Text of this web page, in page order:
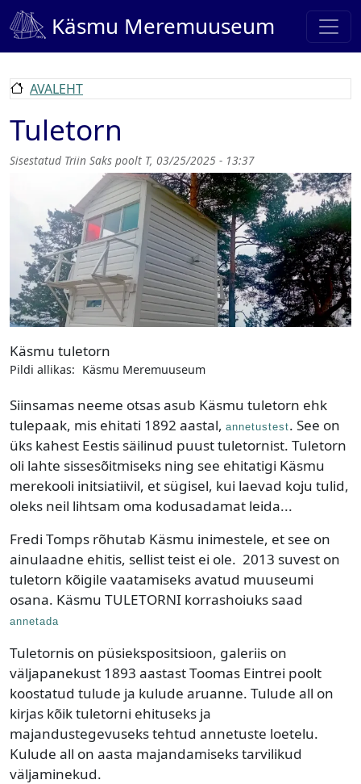
Liigu edasi põhisisu juurde
Käsmu Meremuuseum
AVALEHT
Tuletorn
Sisestatud Triin Saks poolt T, 03/25/2025 - 13:37
Käsmu tuletorn
Pildi allikas: Käsmu Meremuuseum
Siinsamas neeme otsas asub Käsmu tuletorn ehk
tulepaak, mis ehitati 1892 aastal, annetustest. See on
üks kahest Eestis säilinud puust tuletornist. Tuletorn
oli lahte sissesõitmiseks ning see ehitatigi Käsmu
merekooli initsiatiivil, et sügisel, kui laevad koju tulid,
oleks neil lihtsam oma kodusadamat leida...
Fredi Tomps rõhutab Käsmu inimestele, et see on
ainulaadne ehitis, sellist teist ei ole. 2013 suvest on
tuletorn kõigile vaatamiseks avatud muuseumi
osana. Käsmu TULETORNI korrashoiuks saad
annetada
Tuletornis on püsiekspositsioon, galeriis on
väljapanekust 1893 aastast Toomas Eintrei poolt
koostatud tulude ja kulude aruanne. Tulude all on
kirjas kõik tuletorni ehituseks ja
majandustegevuseks tehtud annetuste loetelu.
Kulude all on aasta majandamiseks tarvilikud
väljaminekud.